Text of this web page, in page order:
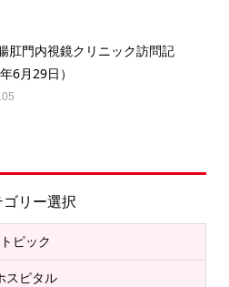
肛門内視鏡クリニック訪問記
6月29日）
ゴリー選択
トピック
スピタル